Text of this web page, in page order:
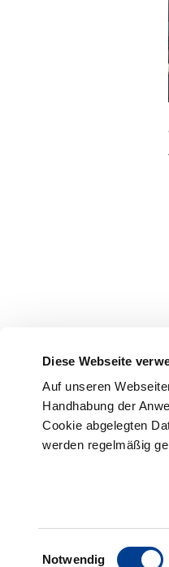
Diese Webseite
Auf unseren
Handhabung der
Cookie abgelegten
werden regelmäßig
Einwilligungsauswahl
Notwendig